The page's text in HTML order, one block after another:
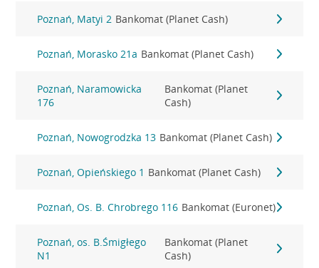
Poznań, Matyi 2 Bankomat (Planet Cash)
Poznań, Morasko 21a Bankomat (Planet Cash)
Poznań, Naramowicka
176
Bankomat (Planet
Cash)
Poznań, Nowogrodzka 13 Bankomat (Planet Cash)
Poznań, Opieńskiego 1 Bankomat (Planet Cash)
Poznań, Os. B. Chrobrego 116 Bankomat (Euronet)
Poznań, os. B.Śmigłego
N1
Bankomat (Planet
Cash)